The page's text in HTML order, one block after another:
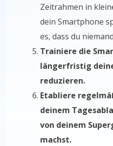
Zeitrahmen in
dein Smartphone
es, dass du
Trainiere die
längerfristig
reduzieren.
Etabliere
deinem
von deinem
machst.